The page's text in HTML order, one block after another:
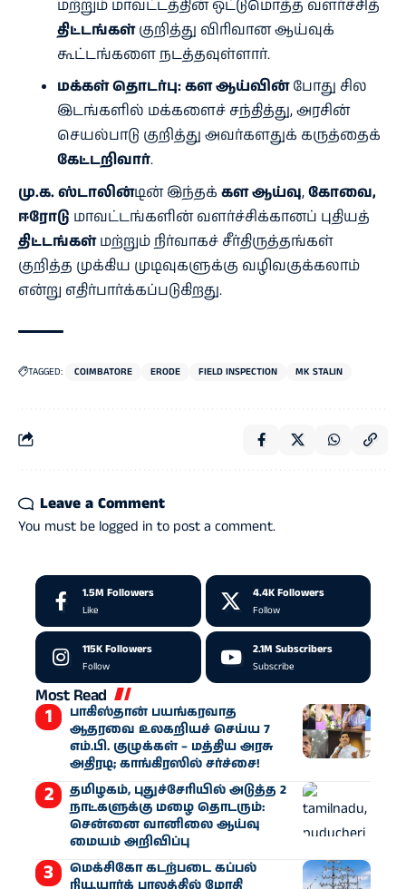
மற்றும் மாவட்டத்தின் ஒட்டுமொத்த வளர்ச்சித்
திட்டங்கள்குறித்து விரிவான ஆய்வுக்
கூட்டங்களை நடத்தவுள்ளார்.
மக்கள் தொடர்பு:கள ஆய்வின்போது சில
இடங்களில் மக்களைச் சந்தித்து, அரசின்
செயல்பாடு குறித்து அவர்களதுக் கருத்தைக்
கேட்டறிவார்.
மு.க. ஸ்டாலின்டின் இந்தக் கள ஆய்வு,கோவை,
ஈரோடு மாவட்டங்களின் வளர்ச்சிக்கானப் புதியத்
திட்டங்கள்மற்றும் நிர்வாகச் சீர்திருத்தங்கள்
குறித்த முக்கிய முடிவுகளுக்கு வழிவகுக்கலாம்
என்று எதிர்பார்க்கப்படுகிறது.
TAGGED: COIMBATORE ERODE FIELD INSPECTION MK STALIN
Leave a Comment
You must be logged in to post a comment.
1.5M Followers
Like
4.4K Followers
Follow
115KFollowers
Follow
2.1M Subscribers
Subscribe
Most Read
பாகிஸ்தான் பயங்கரவாத
ஆதரவை உலகறியச் செய்ய 7
எம்.பி. குழுக்கள் – மத்திய அரசு
அதிரடி; காங்கிரஸில் சர்ச்சை!
தமிழகம், புதுச்சேரியில் அடுத்த 2
நாட்களுக்கு மழை தொடரும்:
சென்னை வானிலை ஆய்வு
மையம் அறிவிப்பு
மெக்சிகோ கடற்படை கப்பல்
நியூயார்க் பாலத்தில் மோதி